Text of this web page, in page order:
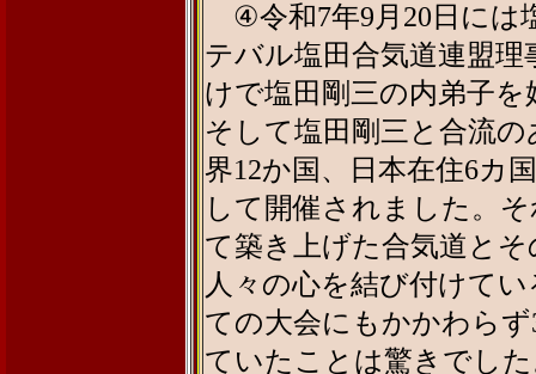
④令和7年9月20日には
テバル塩田合気道連盟
けで塩田剛三の内弟子
そして塩田剛三と合流
界12か国、日本在住6カ
して開催されました。
て築き上げた合気道と
人々の心を結び付けて
ての大会にもかかわら
ていたことは驚きでし